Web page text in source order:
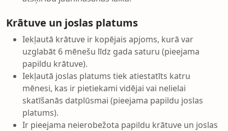
Krātuve un joslas platums
Iekļautā krātuve ir kopējais apjoms, kurā var
uzglabāt 6 mēnešu līdz gada saturu (pieejama
papildu krātuve).
Iekļautā joslas platums tiek atiestatīts katru
mēnesi, kas ir pietiekami vidējai vai nelielai
skatīšanās datplūsmai (pieejama papildu joslas
platums).
Ir pieejama neierobežota papildu krātuve un joslas